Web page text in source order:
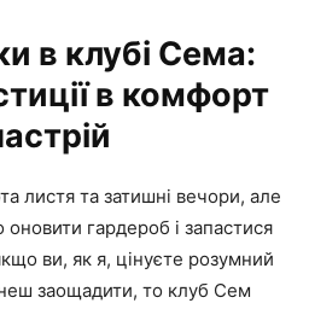
в клубі Сема:
в комфорт
листя та затишні вечори, але
гардероб і запастися
ви, як я, цінуєте розумний
заощадити, то клуб Сем